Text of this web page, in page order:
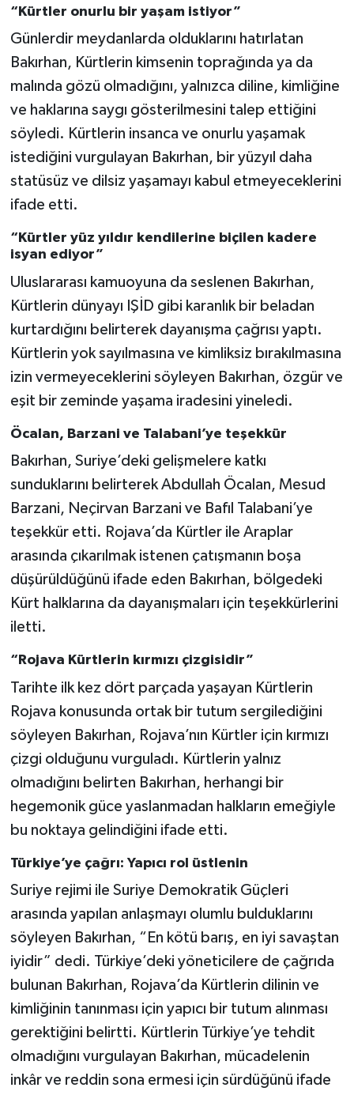
“Kürtler onurlu bir yaşam istiyor”
Günlerdir meydanlarda olduklarını hatırlatan
Bakırhan, Kürtlerin kimsenin toprağında ya da
malında gözü olmadığını, yalnızca diline, kimliğine
ve haklarına saygı gösterilmesini talep ettiğini
söyledi. Kürtlerin insanca ve onurlu yaşamak
istediğini vurgulayan Bakırhan, bir yüzyıl daha
statüsüz ve dilsiz yaşamayı kabul etmeyeceklerini
ifade etti.
“Kürtler yüz yıldır kendilerine biçilen kadere
isyan ediyor”
Uluslararası kamuoyuna da seslenen Bakırhan,
Kürtlerin dünyayı IŞİD gibi karanlık bir beladan
kurtardığını belirterek dayanışma çağrısı yaptı.
Kürtlerin yok sayılmasına ve kimliksiz bırakılmasına
izin vermeyeceklerini söyleyen Bakırhan, özgür ve
eşit bir zeminde yaşama iradesini yineledi.
Öcalan, Barzani ve Talabani’ye teşekkür
Bakırhan, Suriye’deki gelişmelere katkı
sunduklarını belirterek Abdullah Öcalan, Mesud
Barzani, Neçirvan Barzani ve Bafıl Talabani’ye
teşekkür etti. Rojava’da Kürtler ile Araplar
arasında çıkarılmak istenen çatışmanın boşa
düşürüldüğünü ifade eden Bakırhan, bölgedeki
Kürt halklarına da dayanışmaları için teşekkürlerini
iletti.
“Rojava Kürtlerin kırmızı çizgisidir”
Tarihte ilk kez dört parçada yaşayan Kürtlerin
Rojava konusunda ortak bir tutum sergilediğini
söyleyen Bakırhan, Rojava’nın Kürtler için kırmızı
çizgi olduğunu vurguladı. Kürtlerin yalnız
olmadığını belirten Bakırhan, herhangi bir
hegemonik güce yaslanmadan halkların emeğiyle
bu noktaya gelindiğini ifade etti.
Türkiye’ye çağrı: Yapıcı rol üstlenin
Suriye rejimi ile Suriye Demokratik Güçleri
arasında yapılan anlaşmayı olumlu bulduklarını
söyleyen Bakırhan, “En kötü barış, en iyi savaştan
iyidir” dedi. Türkiye’deki yöneticilere de çağrıda
bulunan Bakırhan, Rojava’da Kürtlerin dilinin ve
kimliğinin tanınması için yapıcı bir tutum alınması
gerektiğini belirtti. Kürtlerin Türkiye’ye tehdit
olmadığını vurgulayan Bakırhan, mücadelenin
inkâr ve reddin sona ermesi için sürdüğünü ifade